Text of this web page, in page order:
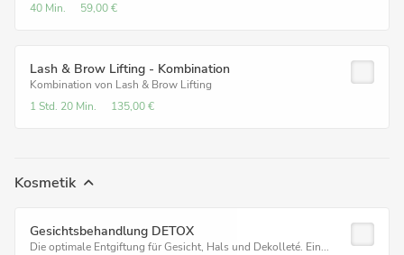
40 Min. 59,00 €
Lash & Brow Lifting - Kombination
Kombination von Lash & Brow Lifting
1 Std. 20 Min. 135,00 €
Kosmetik
Gesichtsbehandlung DETOX
Die optimale Entgiftung für Gesicht, Hals und Dekolleté. Ein...